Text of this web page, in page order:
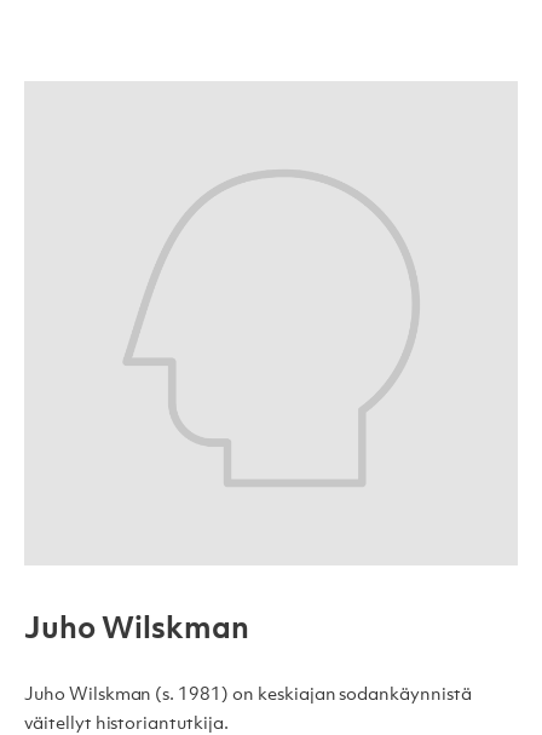
Juho Wilskman
Juho Wilskman (s. 1981) on keskiajan sodankäynnistä
väitellyt historiantutkija.